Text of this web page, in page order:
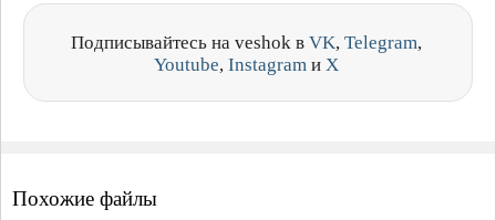
Подписывайтесь на veshok в VK, Telegram,
Youtube, Instagram и X
Похожие файлы